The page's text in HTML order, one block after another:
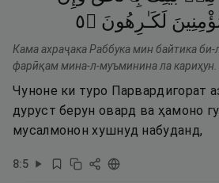
لَكَـٰرِهُونَ ۝٥
Кама ахраҷака Раббука мин байтика би-
фарӣқам мина-л-муъминина ла кариҳун.
Чуноне ки туро Парвардигорат
дуруст берун овард ва ҳамоно
мусалмонон хушнуд набуданд,
8:5